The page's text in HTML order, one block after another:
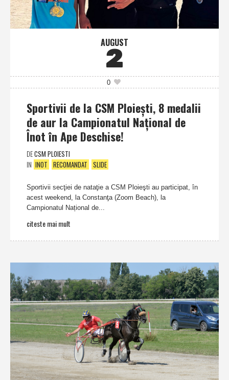
AUGUST
2
0
Sportivii de la CSM Ploieşti, 8 medalii
de aur la Campionatul Național de
Înot în Ape Deschise!
DECSM PLOIESTI
IN INOT RECOMANDAT SLIDE
Sportivii secţiei de nataţie a CSM Ploieşti au participat, în
acest weekend, la Constanţa (Zoom Beach), la
Campionatul Național de...
citeste mai mult